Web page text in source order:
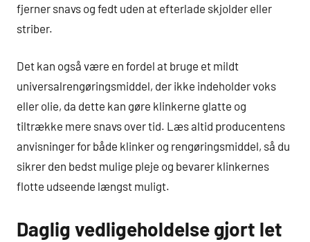
fjerner snavs og fedt uden at efterlade skjolder eller
striber.
Det kan også være en fordel at bruge et mildt
universalrengøringsmiddel, der ikke indeholder voks
eller olie, da dette kan gøre klinkerne glatte og
tiltrække mere snavs over tid. Læs altid producentens
anvisninger for både klinker og rengøringsmiddel, så du
sikrer den bedst mulige pleje og bevarer klinkernes
flotte udseende længst muligt.
Daglig vedligeholdelse gjort let